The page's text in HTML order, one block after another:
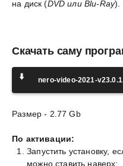
на диск (DVD или Blu-Ray).
Скачать саму
⬇️ nero-video-2021-
Размер - 2.77 Gb
По активации:
Запустить установку,
можно ставить наверх;